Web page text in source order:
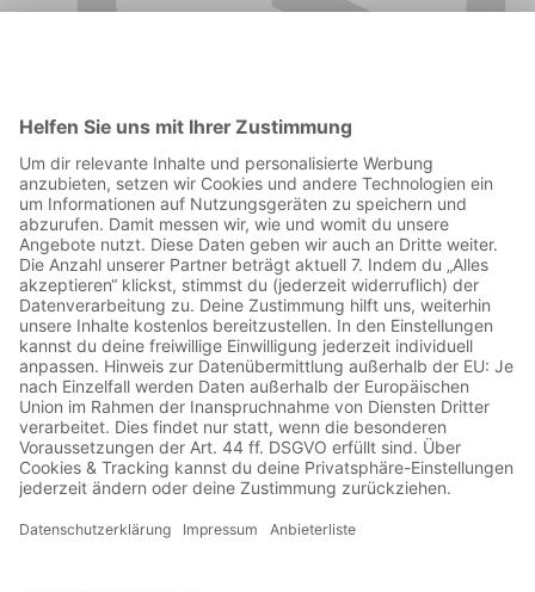
00:39:33
Der 1. FC Magdeburg steht kurz vor dem Start in die
Saisonvorbereitung. Im Podcast sprechen die FCM-Experten
über die bisherigen Zugänge, Verlängerungen und noch
offene Baustellen im Kader des Zweitligisten.Die vergangene
Spielzeit ist erst ein paar Wochen alt, die Erleichterung über
den Klassenerhalt des 1. FC Magdeburg in der 2. Bundesliga
bei den Fans noch groß. Und schon steht die neue Saison
kurz bevor. Eine Woche vor dem Trainingsauftakt besprechen
die FCM-Experten Guido Hensch und Daniel George alle
aktuellen Themen rund um den Klub.Folge 1 von "Neues
Schlagzeilen:1.) Wie die Zugänge dem FCM helfen sollen –